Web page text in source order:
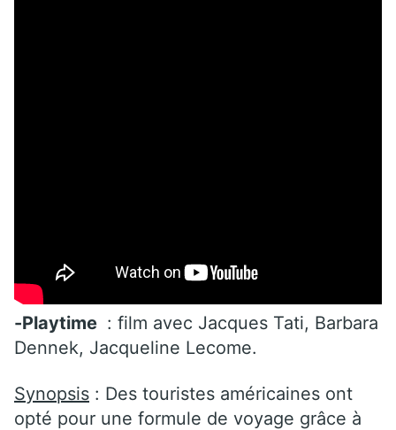
-Playtime : film avec Jacques Tati, Barbara
Dennek, Jacqueline Lecome.
Synopsis : Des touristes américaines ont
opté pour une formule de voyage grâce à